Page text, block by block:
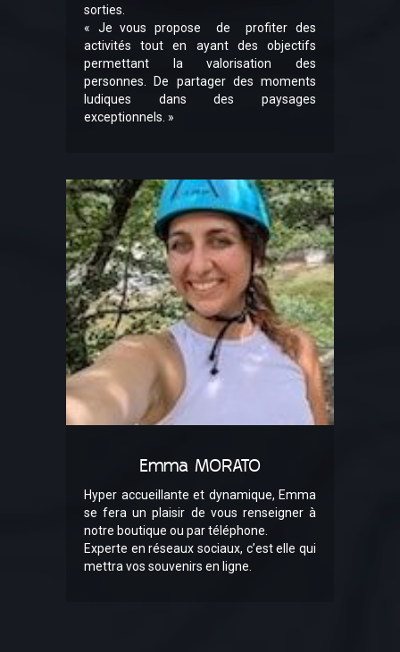
sorties.
« Je vous propose de profiter des
activités tout en ayant des objectifs
permettant la valorisation des
personnes. De partager des moments
ludiques dans des paysages
exceptionnels. »
Emma MORATO
Hyper accueillante et dynamique, Emma
se fera un plaisir de vous renseigner à
notre boutique ou par téléphone.
Experte en réseaux sociaux, c’est elle qui
mettra vos souvenirs en ligne.